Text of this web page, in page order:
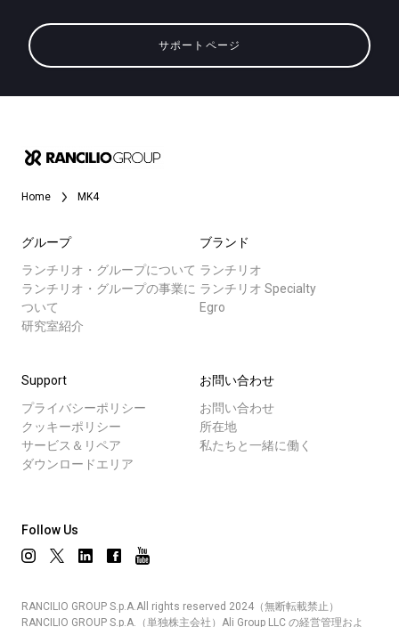
サポートページ
Home MK4
グループ
ランチリオ・グループについて
ランチリオ・グループの事業に
ついて
研究室紹介
ブランド
ランチリオ
ランチリオ Specialty
Egro
Support
プライバシーポリシー
クッキーポリシー
サービス＆リペア
ダウンロードエリア
お問い合わせ
お問い合わせ
所在地
私たちと一緒に働く
Follow Us
RANCILIO GROUP S.p.A.All rights reserved 2024（無断転載禁止）
RANCILIO GROUP S.p.A.（単独株主会社）Ali Group LLC の経営管理およ